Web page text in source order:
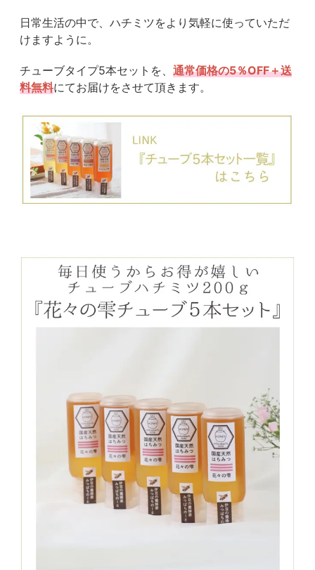
日常生活の中で、ハチミツをより気軽に使っていただ
けますように。
チューブタイプ5本セットを、 通常価格の5％OFF＋送
料無料にてお届けをさせて頂きます。